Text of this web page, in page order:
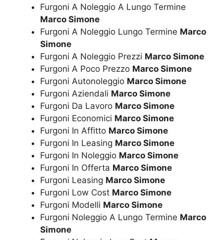
Furgoni A Noleggio A Lungo Termine
Marco Simone
Furgoni A Noleggio Lungo Termine Marco
Simone
Furgoni A Noleggio Prezzi Marco Simone
Furgoni A Poco Prezzo Marco Simone
Furgoni Autonoleggio Marco Simone
Furgoni Aziendali Marco Simone
Furgoni Da Lavoro Marco Simone
Furgoni Economici Marco Simone
Furgoni In Affitto Marco Simone
Furgoni In Leasing Marco Simone
Furgoni In Noleggio Marco Simone
Furgoni In Offerta Marco Simone
Furgoni Leasing Marco Simone
Furgoni Low Cost Marco Simone
Furgoni Modelli Marco Simone
Furgoni Noleggio A Lungo Termine Marco
Simone